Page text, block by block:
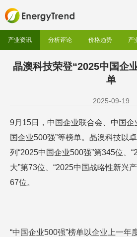
产业资讯 分析评论 价格趋势 产
晶澳科技荣登“2025中国企
单
2025-09-19
9月15日，中国企业联合会、中国企
国企业500强”等榜单。晶澳科技以
列“2025中国企业500强”第345位、
大”第73位、“2025中国战略性新兴
67位。
“中国企业500强”榜单以企业上一年